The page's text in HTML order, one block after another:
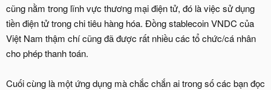
cũng nằm trong lĩnh vực thương mại điện tử, đó là việc sử dụng
tiền điện tử trong chi tiêu hàng hóa. Đồng stablecoin VNDC của
Việt Nam thậm chí cũng đã được rất nhiều các tổ chức/cá nhân
cho phép thanh toán.
Cuối cùng là một ứng dụng mà chắc chắn ai trong số các bạn đọc